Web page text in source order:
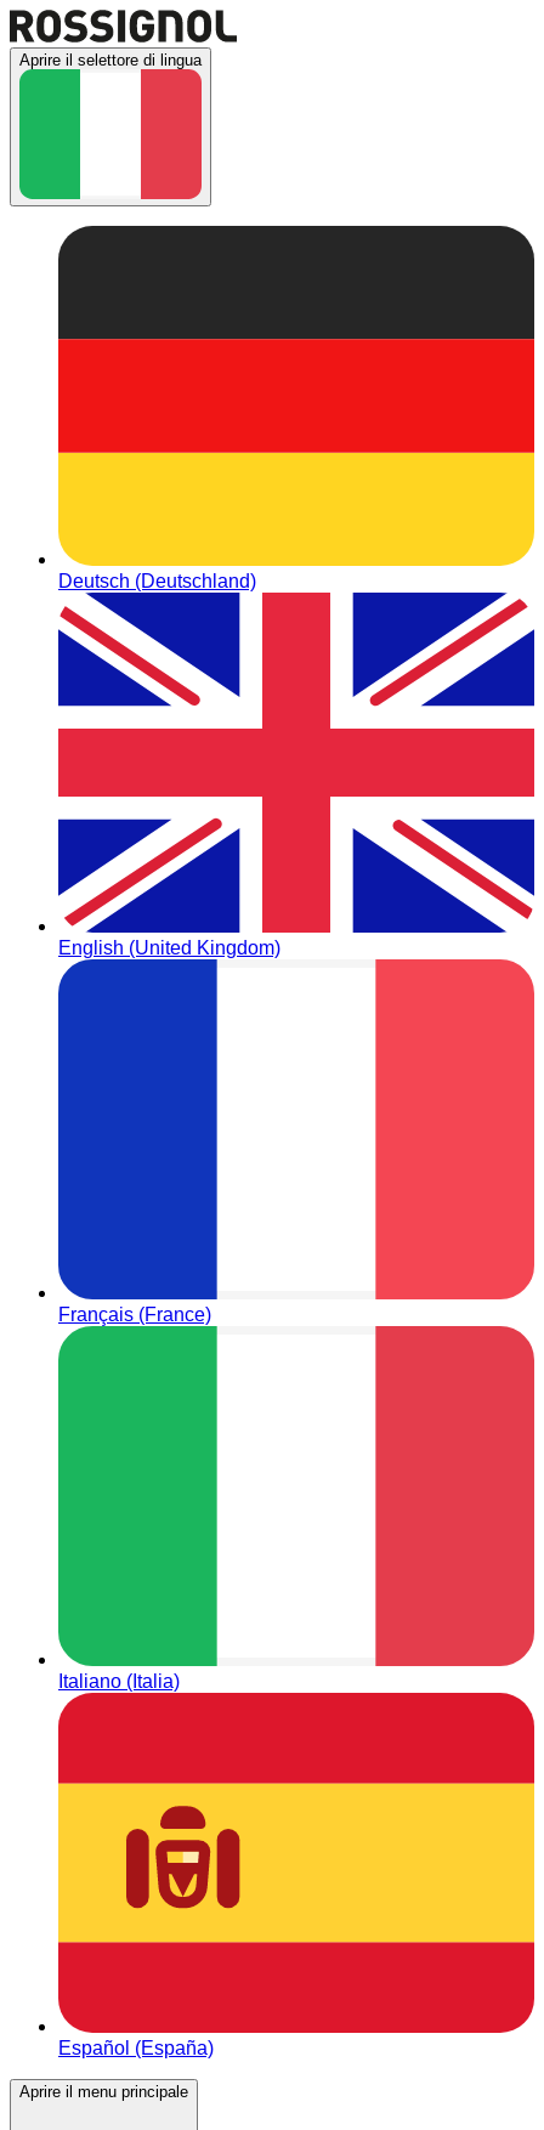
Aprire il selettore di lingua
Deutsch (Deutschland)
English (United Kingdom)
Français (France)
Italiano (Italia)
Español (España)
Aprire il menu principale